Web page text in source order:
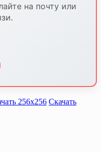
на почту или
256х256 Скачать